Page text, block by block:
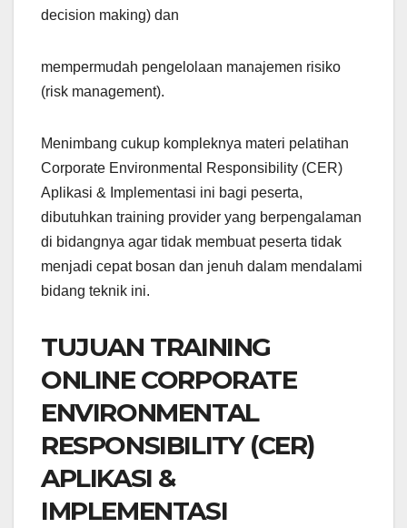
decision making) dan
mempermudah pengelolaan manajemen risiko
(risk management).
Menimbang cukup kompleknya materi pelatihan
Corporate Environmental Responsibility (CER)
Aplikasi & Implementasi ini bagi peserta,
dibutuhkan training provider yang berpengalaman
di bidangnya agar tidak membuat peserta tidak
menjadi cepat bosan dan jenuh dalam mendalami
bidang teknik ini.
TUJUAN TRAINING
ONLINE CORPORATE
ENVIRONMENTAL
RESPONSIBILITY (CER)
APLIKASI &
IMPLEMENTASI